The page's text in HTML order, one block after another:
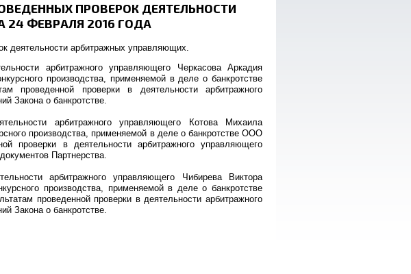
ПРОВЕРОК ДЕЯТЕЛЬНОСТИ
ФЕВРАЛЯ 2016 ГОДА
деятельности арбитражных управляющих.
арбитражного управляющего Черкасова Аркадия
производства, применяемой в деле о банкротстве
проверки в деятельности арбитражного
Закона о банкротстве.
арбитражного управляющего Котова Михаила
производства, применяемой в деле о банкротстве ООО
проверки в деятельности арбитражного управляющего
Партнерства.
арбитражного управляющего Чибирева Виктора
производства, применяемой в деле о банкротстве
проведенной проверки в деятельности арбитражного
Закона о банкротстве.